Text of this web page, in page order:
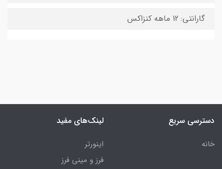
گارانتی: 12 ماهه کنزاکس
دسترسی سریع
خانه
لینک‌های مفید
اینورتر
فرز و مینی فرز